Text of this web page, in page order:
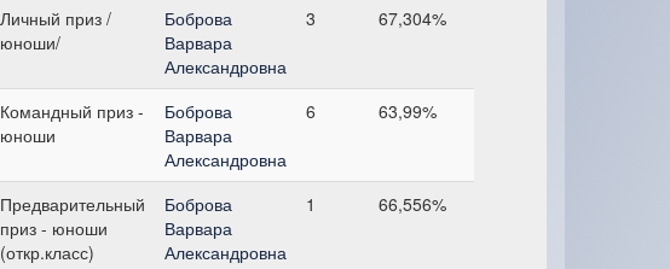
Личный приз /
юноши/
Боброва
Варвара
Александровна
3 67,304%
Командный приз -
юноши
Боброва
Варвара
Александровна
6 63,99%
Предварительный
приз - юноши
(откр.класс)
Боброва
Варвара
Александровна
1 66,556%